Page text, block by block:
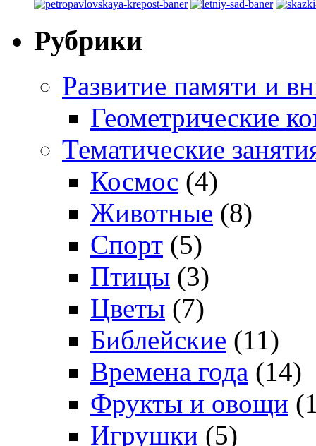
Рубрики
Развитие памяти и
Геометрические
Тематические
Космос (4)
Животные (8)
Спорт (5)
Птицы (3)
Цветы (7)
Библейские (11)
Времена года (14)
Фрукты и овощи
Игрушки (5)